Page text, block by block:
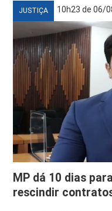
JUSTIÇA 10h23 de 06/
MP dá 10 dias
rescindir